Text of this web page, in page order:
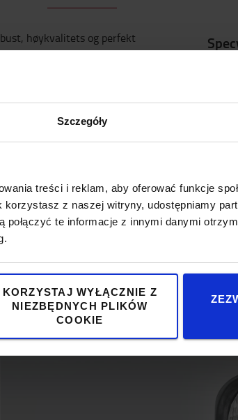
Szczegóły
treści i reklam, aby oferować funkcje
z naszej witryny, udostępniamy
te informacje z innymi danymi
KORZYSTAJ WYŁĄCZNIE Z
NIEZBĘDNYCH PLIKÓW
COOKIE
høykvalitets og perfekt
Popularny akcesoria